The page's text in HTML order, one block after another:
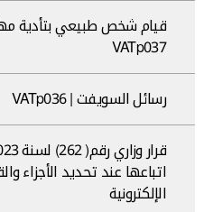
قيام شخص طبيعي بتأدية
VATp037
رسائل السويفت | VATp036
اتباعها عند تحديد الأجزاء
الإلكترونية